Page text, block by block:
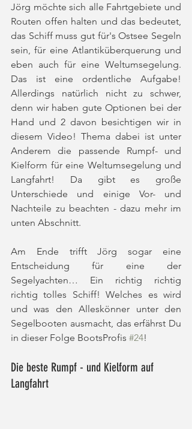
Jörg möchte sich alle Fahrtgebiete und
Routen offen halten und das bedeutet,
das Schiff muss gut für's Ostsee Segeln
sein, für eine Atlantiküberquerung und
eben auch für eine Weltumsegelung.
Das ist eine ordentliche Aufgabe!
Allerdings natürlich nicht zu schwer,
denn wir haben gute Optionen bei der
Hand und 2 davon besichtigen wir in
diesem Video! Thema dabei ist unter
Anderem die passende Rumpf- und
Kielform für eine Weltumsegelung und
Langfahrt! Da gibt es große
Unterschiede und einige Vor- und
Nachteile zu beachten - dazu mehr im
unten Abschnitt.
Am Ende trifft Jörg sogar eine
Entscheidung für eine der
Segelyachten… Ein richtig richtig
richtig tolles Schiff! Welches es wird
und was den Alleskönner unter den
Segelbooten ausmacht, das erfährst Du
in dieser Folge BootsProfis #24!
Die beste Rumpf - und Kielform auf
Langfahrt